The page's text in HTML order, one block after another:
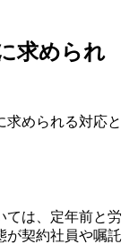
求められ
求められる対応と
ては、定年前と労
が契約社員や嘱託